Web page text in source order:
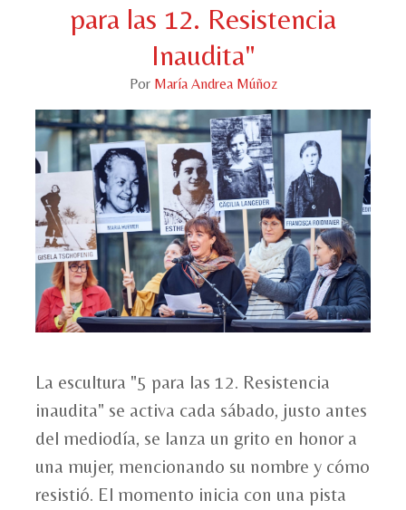
para las 12. Resistencia
Inaudita"
Por María Andrea Múñoz
La escultura "5 para las 12. Resistencia
inaudita" se activa cada sábado, justo antes
del mediodía, se lanza un grito en honor a
una mujer, mencionando su nombre y cómo
resistió. El momento inicia con una pista